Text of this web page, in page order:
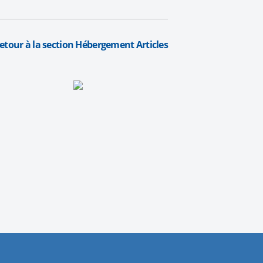
à la section Hébergement Articles